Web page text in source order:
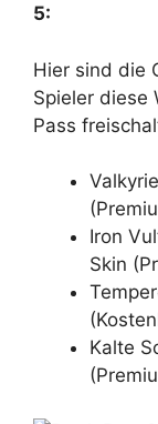
5:
Hier sind die
Spieler diese
Pass
Iron
Skin
Kalte